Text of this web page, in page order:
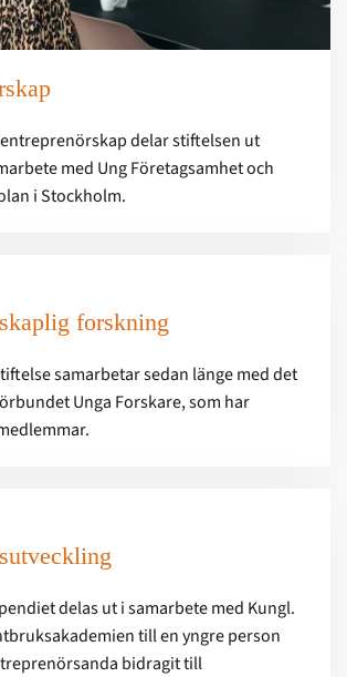
delar stiftelsen ut
med Ung Företagsamhet och
i Stockholm.
forskning
samarbetar sedan länge med det
Unga Forskare, som har
delas ut i samarbete med Kungl.
till en yngre person
bidragit till